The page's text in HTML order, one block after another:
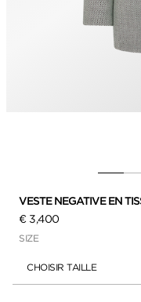
VESTE NEGATIVE EN
€ 3,400
SIZE
CHOISIR TAILLE